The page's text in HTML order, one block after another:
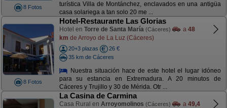
8 Fotos
turística Villa de Montánchez, enclavados en una antigüa
casa solariega a tan solo 20 me ...
8 Fotos
Hotel-Restaurante Las Glorias
Hotel en Torre de Santa María (Cáceres) a 48
km de Arroyo de La Luz (Cáceres)
20+3 plazas
26 €
35 km de Cáceres
Nuestra situación hace de este hotel el lugar idóneo
para su estancia en Extremadura. A 20 minutos de
Cáceres y Trujillo y 30 de Mérida. Otr ...
La Casina de Carmina
Casa Rural en Arroyomolinos (Cáceres) a 49,4